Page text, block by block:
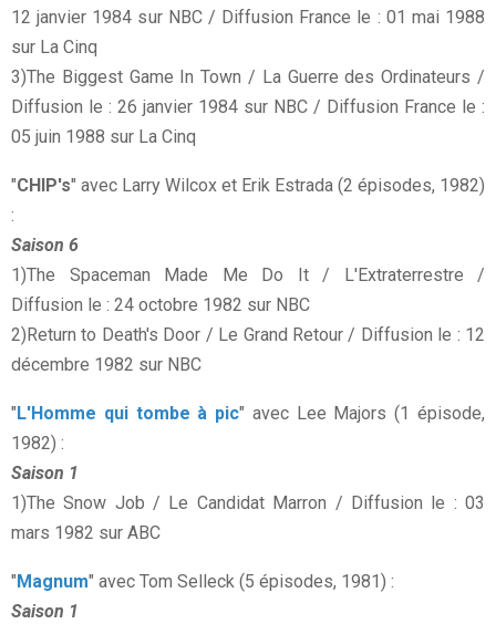
12 janvier 1984 sur NBC / Diffusion France le : 01 mai 1988
sur La Cinq
3)The Biggest Game In Town / La Guerre des Ordinateurs /
Diffusion le : 26 janvier 1984 sur NBC / Diffusion France le :
05 juin 1988 sur La Cinq
"CHIP's" avec Larry Wilcox et Erik Estrada (2 épisodes, 1982)
:
Saison 6
1)The Spaceman Made Me Do It / L'Extraterrestre /
Diffusion le : 24 octobre 1982 sur NBC
2)Return to Death's Door / Le Grand Retour / Diffusion le : 12
décembre 1982 sur NBC
"L'Homme qui tombe à pic" avec Lee Majors (1 épisode,
1982) :
Saison 1
1)The Snow Job / Le Candidat Marron / Diffusion le : 03
mars 1982 sur ABC
"Magnum" avec Tom Selleck (5 épisodes, 1981) :
Saison 1